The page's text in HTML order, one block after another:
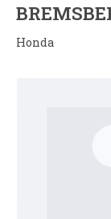
Honda